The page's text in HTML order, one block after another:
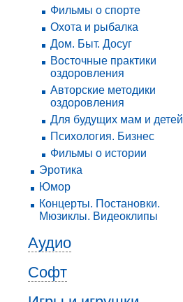
Фильмы о спорте
Охота и рыбалка
Дом. Быт. Досуг
Восточные практики
оздоровления
Авторские методики
оздоровления
Для будущих мам и детей
Психология. Бизнес
Фильмы о истории
Эротика
Юмор
Концерты. Постановки.
Мюзиклы. Видеоклипы
Аудио
Софт